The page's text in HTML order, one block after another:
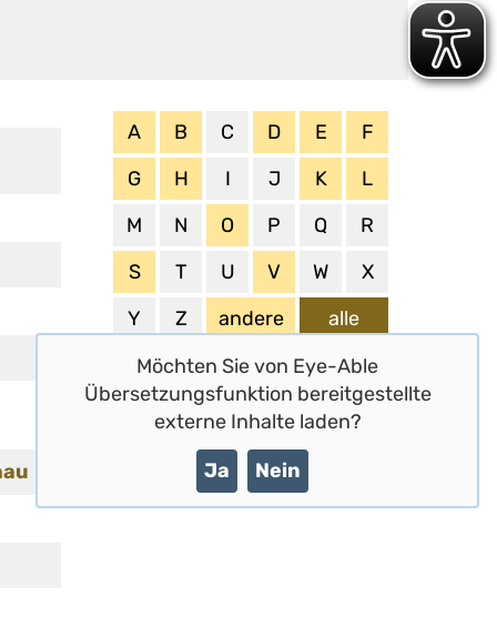
Möchten Sie von Eye-Able
Übersetzungsfunktion bereitgestellte
externe Inhalte laden?
Ja Nein
alle
A B C D E
F
G
H I J K
L
M
N O P Q
R
S
T U V W
X
Y
Z andere